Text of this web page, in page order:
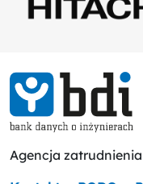
Agencja